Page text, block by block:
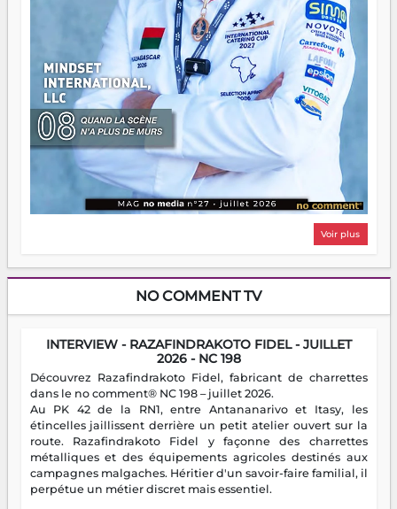
Voir plus
NO COMMENT TV
INTERVIEW - RAZAFINDRAKOTO FIDEL - JUILLET
2026 - NC 198
Découvrez Razafindrakoto Fidel, fabricant de charrettes
dans le no comment® NC 198 – juillet 2026.
Au PK 42 de la RN1, entre Antananarivo et Itasy, les
étincelles jaillissent derrière un petit atelier ouvert sur la
route. Razafindrakoto Fidel y façonne des charrettes
métalliques et des équipements agricoles destinés aux
campagnes malgaches. Héritier d'un savoir-faire familial, il
perpétue un métier discret mais essentiel.